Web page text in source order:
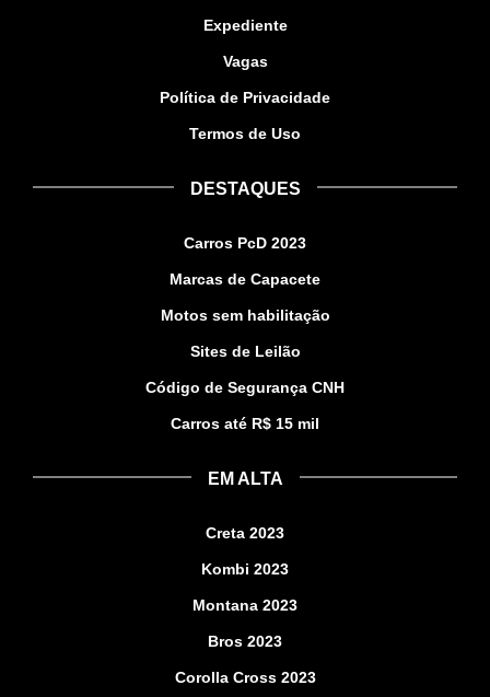
Expediente
Vagas
Política de Privacidade
Termos de Uso
DESTAQUES
Carros PcD 2023
Marcas de Capacete
Motos sem habilitação
Sites de Leilão
Código de Segurança CNH
Carros até R$ 15 mil
EM ALTA
Creta 2023
Kombi 2023
Montana 2023
Bros 2023
Corolla Cross 2023